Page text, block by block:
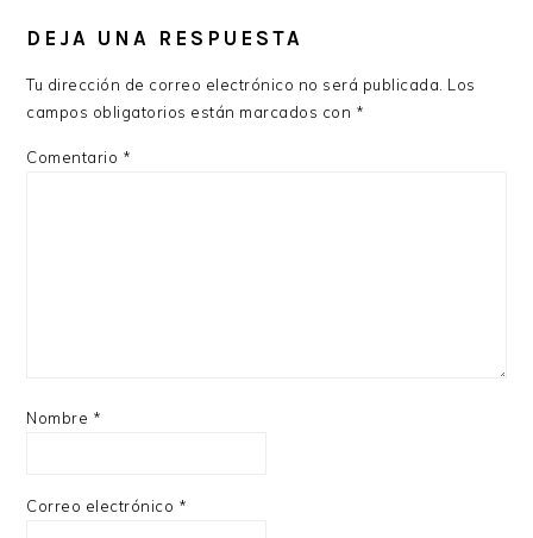
DEJA UNA RESPUESTA
Tu dirección de correo electrónico no será publicada. Los
campos obligatorios están marcados con *
Comentario *
Nombre *
Correo electrónico *